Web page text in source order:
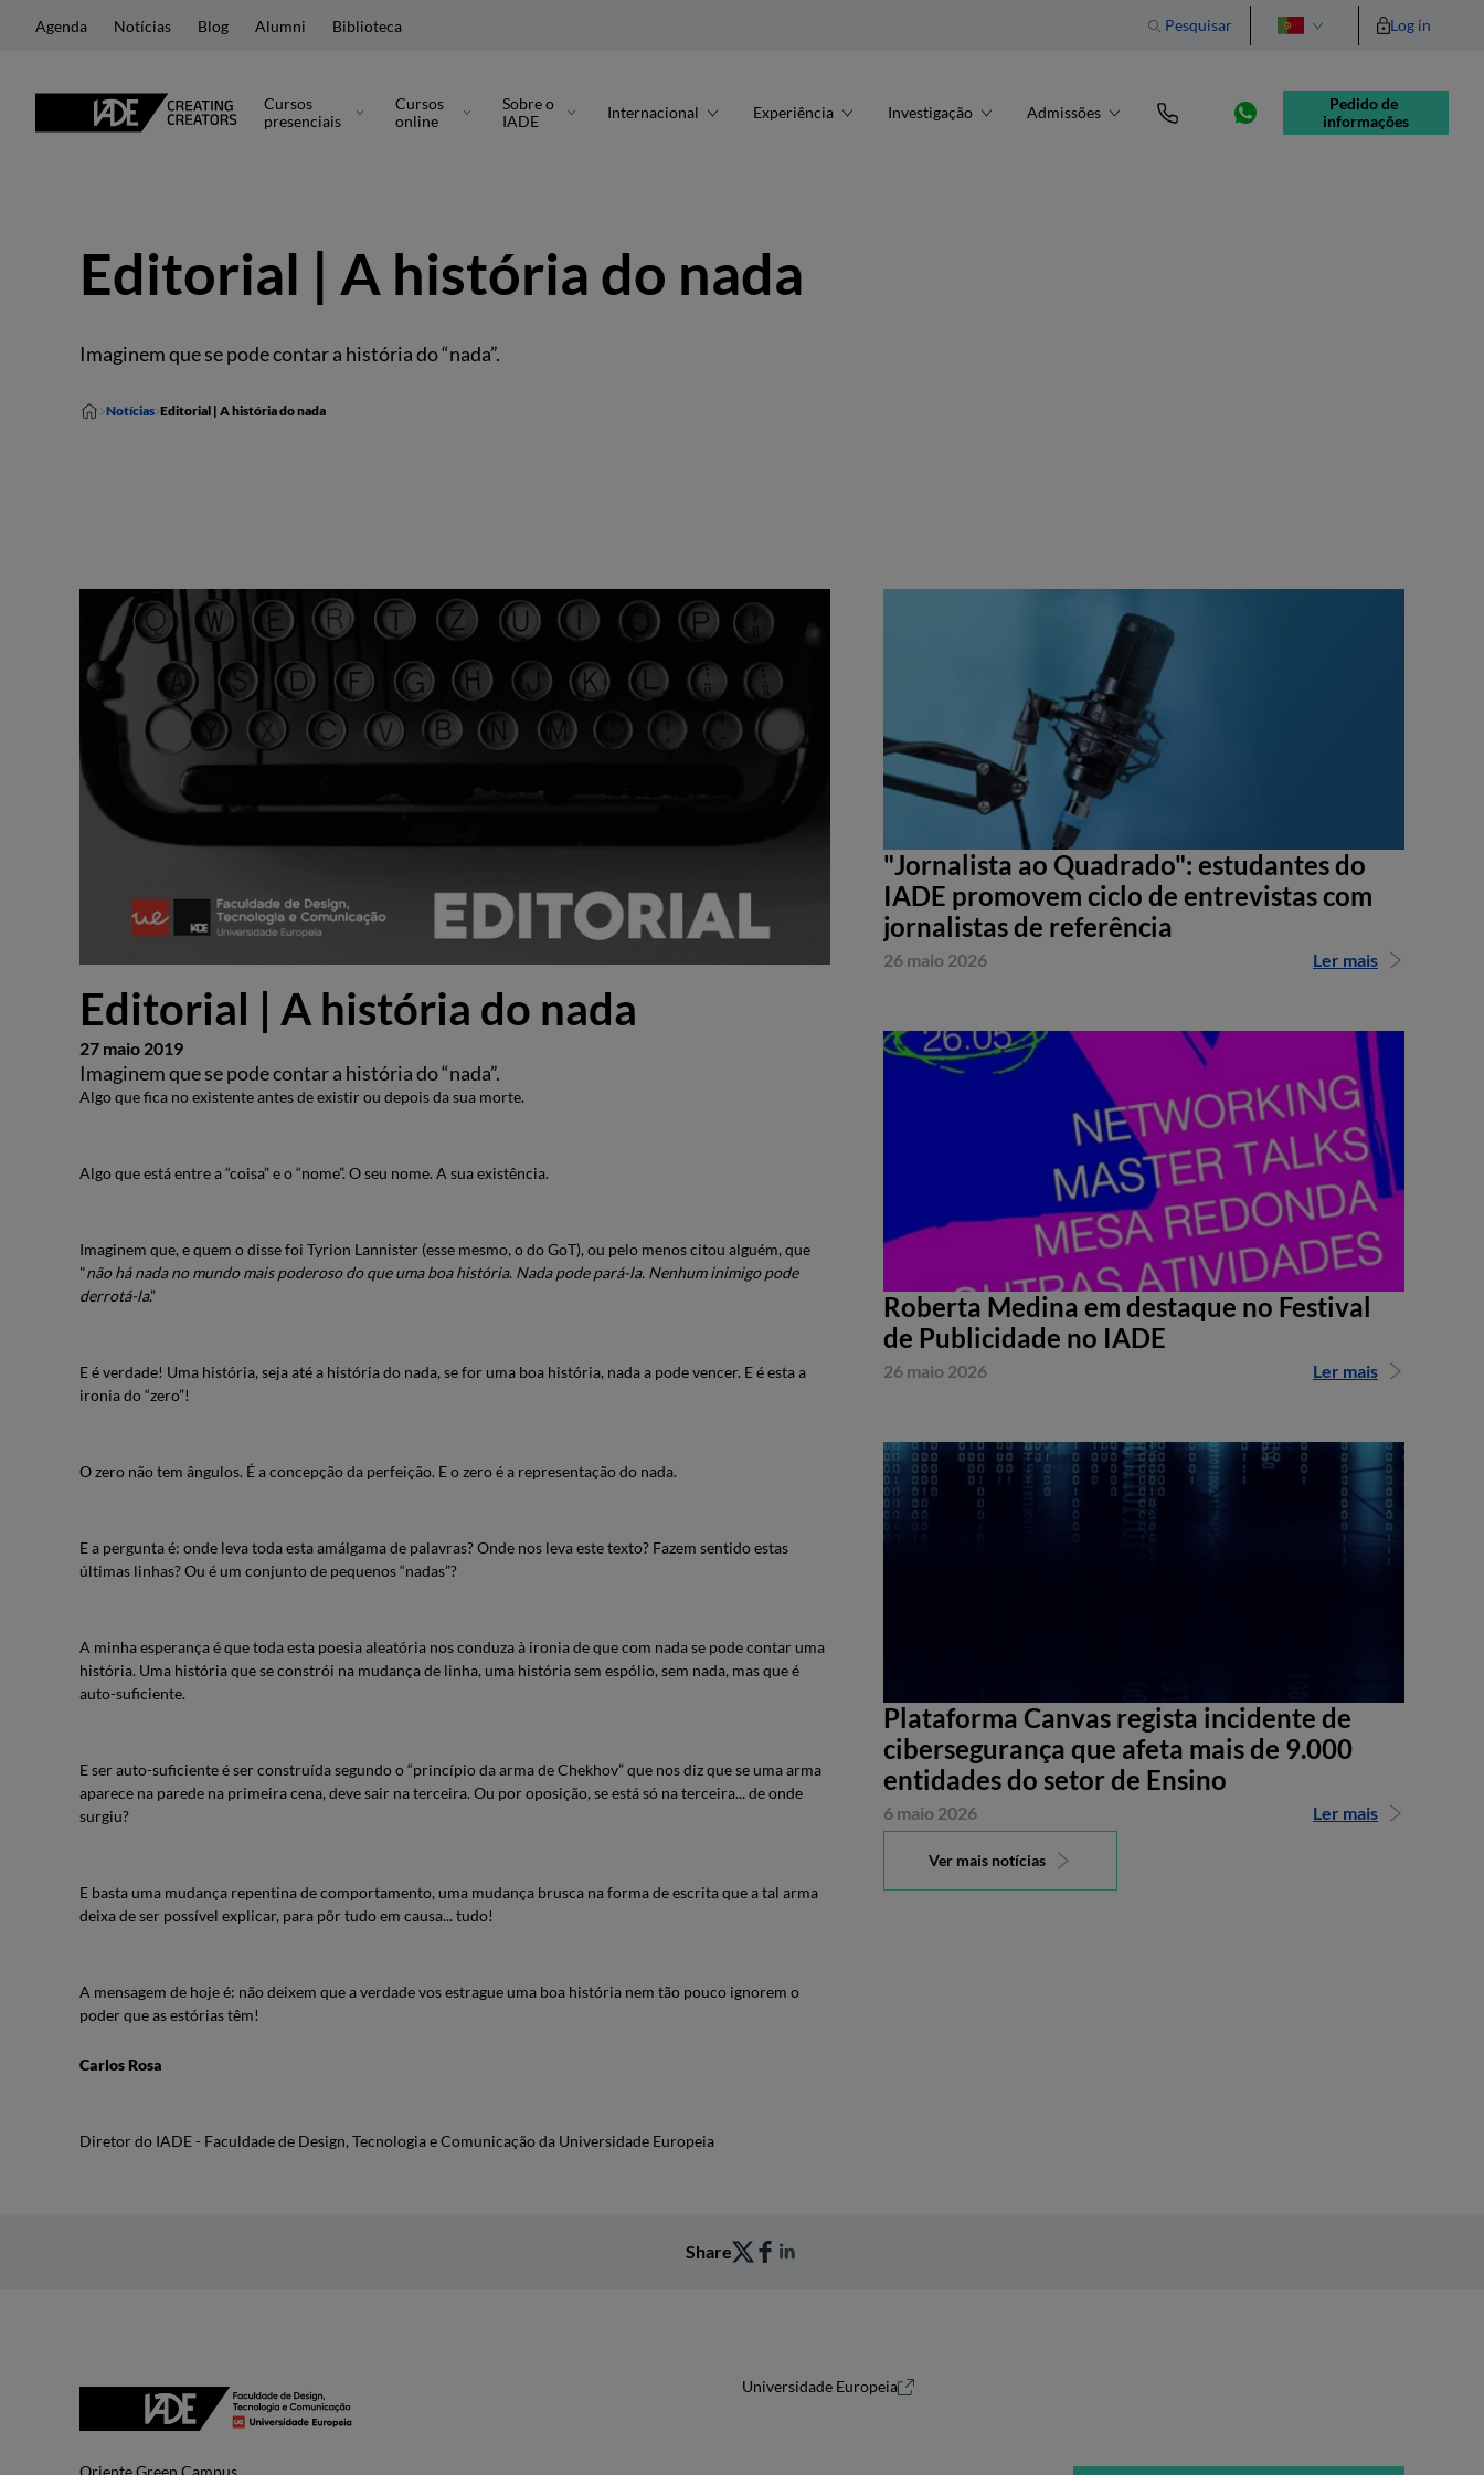
Agenda Notícias Blog Alumni Biblioteca
Pesquisar
English
Log in
Cursos
presenciais
Cursos
online
Sobre o
IADE
Internacional Experiência Investigação Admissões
Pedido de
informações
Editorial | A história do nada
Imaginem que se pode contar a história do “nada”.
Notícias Editorial | A história do nada
Editorial | A história do nada
27 maio 2019
Imaginem que se pode contar a história do “nada”.
Algo que fica no existente antes de existir ou depois da sua morte.
Algo que está entre a “coisa” e o “nome”. O seu nome. A sua existência.
Imaginem que, e quem o disse foi Tyrion Lannister (esse mesmo, o do GoT), ou pelo menos citou alguém, que
"não há nada no mundo mais poderoso do que uma boa história. Nada pode pará-la. Nenhum inimigo pode
derrotá-la.”
E é verdade! Uma história, seja até a história do nada, se for uma boa história, nada a pode vencer. E é esta a
ironia do “zero”!
O zero não tem ângulos. É a concepção da perfeição. E o zero é a representação do nada.
E a pergunta é: onde leva toda esta amálgama de palavras? Onde nos leva este texto? Fazem sentido estas
últimas linhas? Ou é um conjunto de pequenos “nadas”?
A minha esperança é que toda esta poesia aleatória nos conduza à ironia de que com nada se pode contar uma
história. Uma história que se constrói na mudança de linha, uma história sem espólio, sem nada, mas que é
auto-suficiente.
E ser auto-suficiente é ser construída segundo o “princípio da arma de Chekhov” que nos diz que se uma arma
aparece na parede na primeira cena, deve sair na terceira. Ou por oposição, se está só na terceira... de onde
surgiu?
E basta uma mudança repentina de comportamento, uma mudança brusca na forma de escrita que a tal arma
deixa de ser possível explicar, para pôr tudo em causa... tudo!
A mensagem de hoje é: não deixem que a verdade vos estrague uma boa história nem tão pouco ignorem o
poder que as estórias têm!
Carlos Rosa
Diretor do IADE - Faculdade de Design, Tecnologia e Comunicação da Universidade Europeia
"Jornalista ao Quadrado": estudantes do
IADE promovem ciclo de entrevistas com
jornalistas de referência
26 maio 2026 Ler mais
Roberta Medina em destaque no Festival
de Publicidade no IADE
26 maio 2026 Ler mais
Plataforma Canvas regista incidente de
cibersegurança que afeta mais de 9.000
entidades do setor de Ensino
6 maio 2026 Ler mais
Ver mais notícias
Share
Oriente Green Campus.
Universidade Europeia